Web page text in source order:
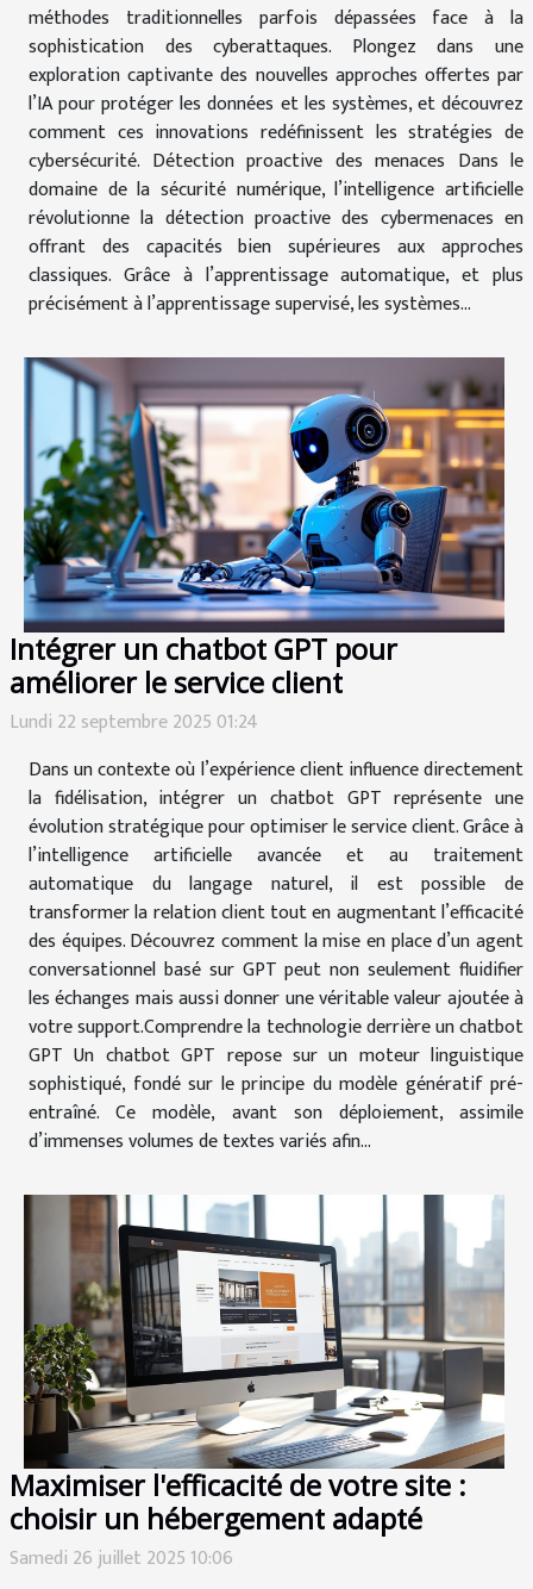
méthodes traditionnelles parfois dépassées face à la
sophistication des cyberattaques. Plongez dans une
exploration captivante des nouvelles approches offertes par
l’IA pour protéger les données et les systèmes, et découvrez
comment ces innovations redéfinissent les stratégies de
cybersécurité. Détection proactive des menaces Dans le
domaine de la sécurité numérique, l’intelligence artificielle
révolutionne la détection proactive des cybermenaces en
offrant des capacités bien supérieures aux approches
classiques. Grâce à l’apprentissage automatique, et plus
précisément à l’apprentissage supervisé, les systèmes...
Intégrer un chatbot GPT pour
améliorer le service client
Lundi 22 septembre 2025 01:24
Dans un contexte où l’expérience client influence directement
la fidélisation, intégrer un chatbot GPT représente une
évolution stratégique pour optimiser le service client. Grâce à
l’intelligence artificielle avancée et au traitement
automatique du langage naturel, il est possible de
transformer la relation client tout en augmentant l’efficacité
des équipes. Découvrez comment la mise en place d’un agent
conversationnel basé sur GPT peut non seulement fluidifier
les échanges mais aussi donner une véritable valeur ajoutée à
votre support.Comprendre la technologie derrière un chatbot
GPT Un chatbot GPT repose sur un moteur linguistique
sophistiqué, fondé sur le principe du modèle génératif pré-
entraîné. Ce modèle, avant son déploiement, assimile
d’immenses volumes de textes variés afin...
Maximiser l'efficacité de votre site :
choisir un hébergement adapté
Samedi 26 juillet 2025 10:06